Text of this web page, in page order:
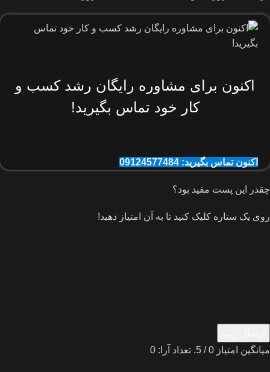
اکنون برای مشاوره رایگان رشد کسب و
کار خود تماس بگیرید!
اکنون تماس بگیرید: 09124577484
چقدر این پست مفید بود؟
روی یک ستاره کلیک کنید تا به آن امتیاز دهید!
میانگین امتیاز 0/ 5. تعداد آرا: 0